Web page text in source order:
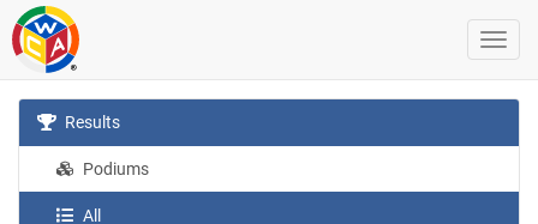
Results
Podiums
All